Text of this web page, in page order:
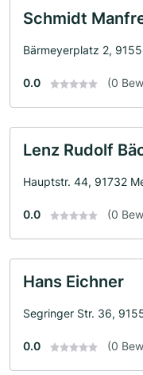
Schmidt
Bärmeyerplatz 2,
0.0 (0
Lenz Rudolf
Hauptstr. 44, 91732
0.0 (0
Hans Eichner
Segringer Str. 36,
0.0 (0